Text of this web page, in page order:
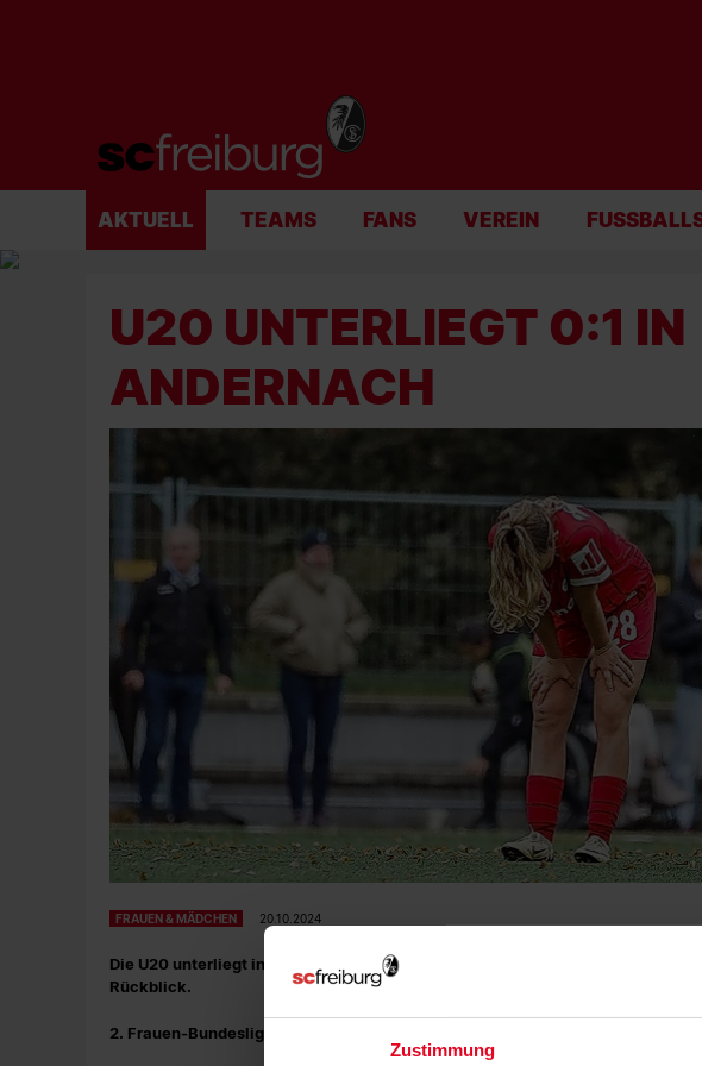
Zustimmung
AKTUELL TEAMS FANS VEREIN
U20 UNTERLIEGT 0:1 IN
ANDERNACH
FRAUEN & MÄDCHEN 20.10.2024
Die U20 unterliegt in Andernach mit 0:1, die U17 und die U15 hatte spielfrei.
Rückblick.
2. Frauen-Bundesliga | 8. Spieltag | SG Andernach - SC Freiburg | 1:0